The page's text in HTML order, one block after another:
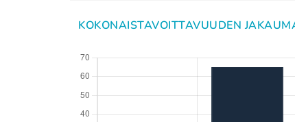
KOKONAISTAVOITTAVUUDEN